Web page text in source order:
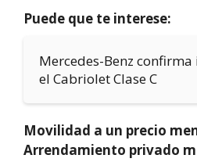
Puede que te interese:
Mercedes-Benz
el Cabriolet Clase C
Movilidad a un precio
Arrendamiento privado